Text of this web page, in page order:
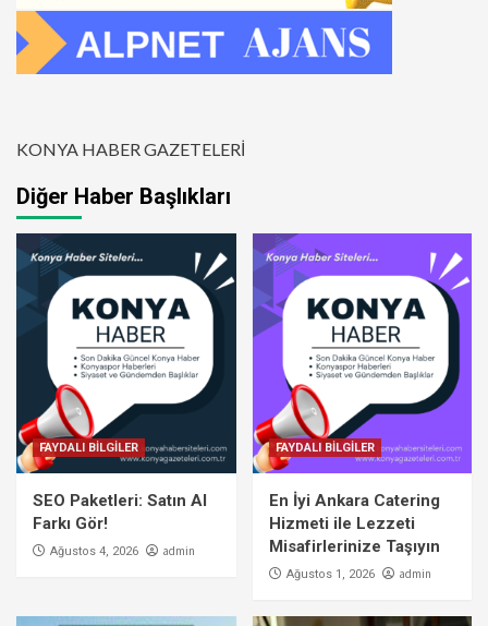
KONYA HABER GAZETELERİ
Diğer Haber Başlıkları
FAYDALI BİLGİLER
SEO Paketleri: Satın Al
Farkı Gör!
Ağustos 4, 2026 admin
FAYDALI BİLGİLER
En İyi Ankara Catering
Hizmeti ile Lezzeti
Misafirlerinize Taşıyın
Ağustos 1, 2026 admin